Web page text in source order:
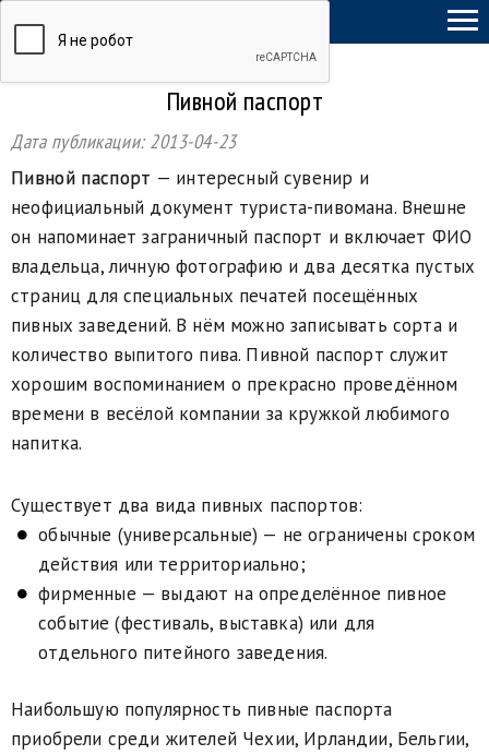
ТыСамСебеГид
Пивной паспорт
Дата публикации: 2013-04-23
Пивной паспорт — интересный сувенир и
неофициальный документ туриста-пивомана. Внешне
он напоминает заграничный паспорт и включает ФИО
владельца, личную фотографию и два десятка пустых
страниц для специальных печатей посещённых
пивных заведений. В нём можно записывать сорта и
количество выпитого пива. Пивной паспорт служит
хорошим воспоминанием о прекрасно проведённом
времени в весёлой компании за кружкой любимого
напитка.
Существует два вида пивных паспортов:
обычные (универсальные) — не ограничены сроком
действия или территориально;
фирменные — выдают на определённое пивное
событие (фестиваль, выставка) или для
отдельного питейного заведения.
Наибольшую популярность пивные паспорта
приобрели среди жителей Чехии, Ирландии, Бельгии,